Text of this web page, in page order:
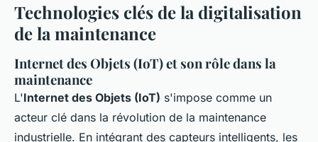
Technologies clés de la digitalisation
de la maintenance
Internet des Objets (IoT) et son rôle dans la
maintenance
L'Internet des Objets (IoT) s'impose comme un
acteur clé dans la révolution de la maintenance
industrielle. En intégrant des capteurs intelligents, les